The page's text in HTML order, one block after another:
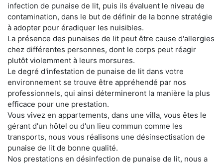
infection de punaise de lit, puis ils évaluent le niveau de
contamination, dans le but de définir de la bonne stratégie
à adopter pour éradiquer les nuisibles.
La présence des punaises de lit peut être cause d'allergies
chez différentes personnes, dont le corps peut réagir
plutôt violemment à leurs morsures.
Le degré d'infestation de punaise de lit dans votre
environnement se trouve être appréhendé par nos
professionnels, qui ainsi détermineront la manière la plus
efficace pour une prestation.
Vous vivez en appartements, dans une villa, vous êtes le
gérant d'un hôtel ou d'un lieu commun comme les
transports, nous vous réalisons une désinsectisation de
punaise de lit de bonne qualité.
Nos prestations en désinfection de punaise de lit, nous a